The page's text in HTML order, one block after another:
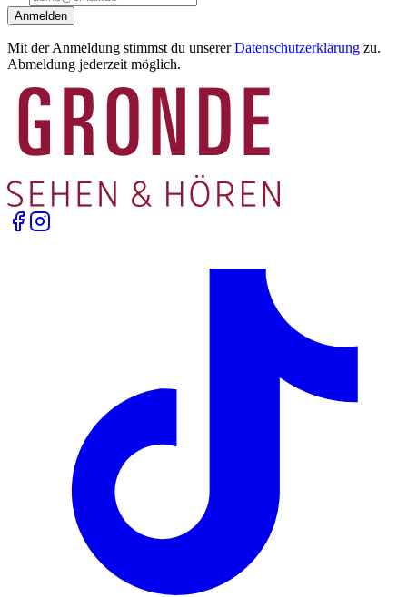
Anmelden
Mit der Anmeldung stimmst du unserer Datenschutzerklärung zu.
Abmeldung jederzeit möglich.